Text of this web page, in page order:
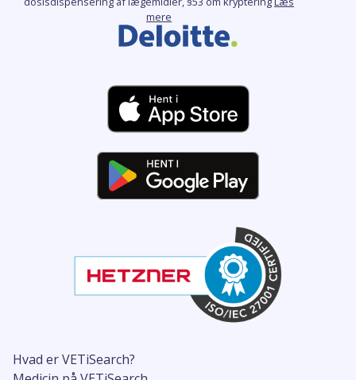
Hvad er VETiSearch?
mere